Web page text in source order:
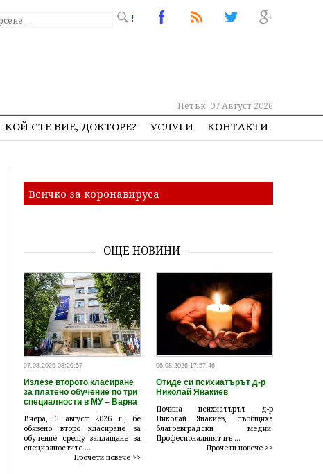
!
Петък, 07 Август 2026
КОЙ СТЕ ВИЕ, ДОКТОРЕ? УСЛУГИ КОНТАКТИ
Всичко за коронавируса
ОЩЕ НОВИНИ
07.08.2026 08:20:57
Излезе второто класиране
за платено обучение по три
специалности в МУ – Варна
Вчера, 6 август 2026 г., бе
обявено второ класиране за
обучение срещу заплащане за
специалностите ...
Прочети повече >>
06.08.2026 17:57:46
Отиде си психиатърът д-р
Николай Янакиев
Почина психиатърът д-р
Николай Янакиев, съобщиха
благоевградски медии.
Професионалният пъ ...
Прочети повече >>